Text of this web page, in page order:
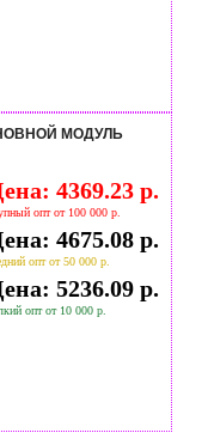
МОДУЛЬ
4369.23 р.
опт от 100 000 р.
4675.08 р.
опт от 50 000 р.
5236.09 р.
опт от 10 000 р.